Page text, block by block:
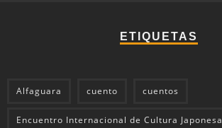
ETIQUETAS
Alfaguara cuento cuentos
Encuentro Internacional de Cultura Japonesa